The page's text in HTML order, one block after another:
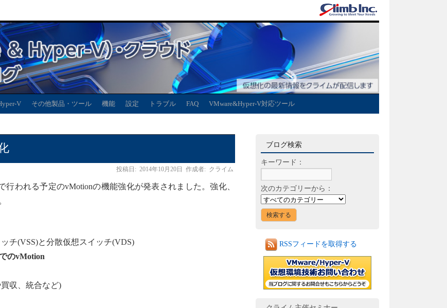
V その他製品・ツール 機能 設定 トラブル FAQ VMware&Hyper-V対応ツール
投稿日: 2014年10月20日 作成者: クライム
行われる予定のvMotionの機能強化が発表されました。強化、
チ(VSS)と分散仮想スイッチ(VDS)
のvMotion
収、統合など)
ブログ検索
キーワード：
次のカテゴリーから：
RSSフィードを取得する